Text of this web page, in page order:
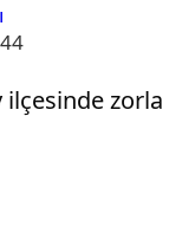
ilçesinde